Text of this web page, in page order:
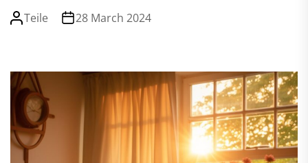
Teile 28 March 2024